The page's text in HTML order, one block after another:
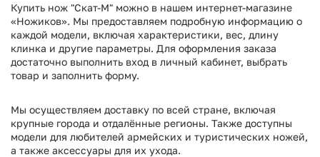
Купить нож "Скат-М" можно в нашем интернет-магазине
«Ножиков». Мы предоставляем подробную информацию о
каждой модели, включая характеристики, вес, длину
клинка и другие параметры. Для оформления заказа
достаточно выполнить вход в личный кабинет, выбрать
товар и заполнить форму.
Мы осуществляем доставку по всей стране, включая
крупные города и отдалённые регионы. Также доступны
модели для любителей армейских и туристических ножей,
а также аксессуары для их ухода.